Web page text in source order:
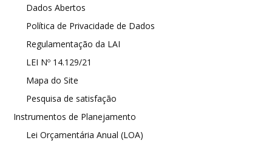
Dados Abertos
Política de Privacidade de Dados
Regulamentação da LAI
LEI Nº 14.129/21
Mapa do Site
Pesquisa de satisfação
Instrumentos de Planejamento
Lei Orçamentária Anual (LOA)